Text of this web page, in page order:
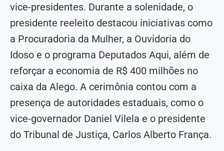
vice-presidentes. Durante a solenidade, o
presidente reeleito destacou iniciativas como
a Procuradoria da Mulher, a Ouvidoria do
Idoso e o programa Deputados Aqui, além de
reforçar a economia de R$ 400 milhões no
caixa da Alego. A cerimônia contou com a
presença de autoridades estaduais, como o
vice-governador Daniel Vilela e o presidente
do Tribunal de Justiça, Carlos Alberto França.